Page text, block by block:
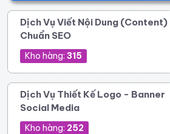
Dịch Vụ Viết Nội Dung (Content)
Chuẩn SEO
Kho hàng: 315
Dịch Vụ Thiết Kế Logo - Banner
Social Media
Kho hàng: 252